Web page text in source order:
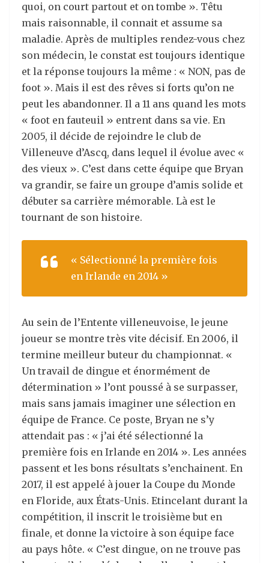
quoi, on court partout et on tombe ». Têtu
mais raisonnable, il connait et assume sa
maladie. Après de multiples rendez-vous chez
son médecin, le constat est toujours identique
et la réponse toujours la même : « NON, pas de
foot ». Mais il est des rêves si forts qu’on ne
peut les abandonner. Il a 11 ans quand les mots
« foot en fauteuil » entrent dans sa vie. En
2005, il décide de rejoindre le club de
Villeneuve d’Ascq, dans lequel il évolue avec «
des vieux ». C’est dans cette équipe que Bryan
va grandir, se faire un groupe d’amis solide et
débuter sa carrière mémorable. Là est le
tournant de son histoire.
« Sélectionné la première fois
en Irlande en 2014 »
Au sein de l’Entente villeneuvoise, le jeune
joueur se montre très vite décisif. En 2006, il
termine meilleur buteur du championnat. «
Un travail de dingue et énormément de
détermination » l’ont poussé à se surpasser,
mais sans jamais imaginer une sélection en
équipe de France. Ce poste, Bryan ne s’y
attendait pas : « j’ai été sélectionné la
première fois en Irlande en 2014 ». Les années
passent et les bons résultats s’enchainent. En
2017, il est appelé à jouer la Coupe du Monde
en Floride, aux États-Unis. Etincelant durant la
compétition, il inscrit le troisième but en
finale, et donne la victoire à son équipe face
au pays hôte. « C’est dingue, on ne trouve pas